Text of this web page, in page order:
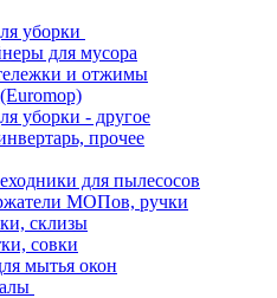
уборки
для мусора
и отжимы
уборки - другое
прочее
для пылесосов
МОПов, ручки
склизы
совки
мытья окон